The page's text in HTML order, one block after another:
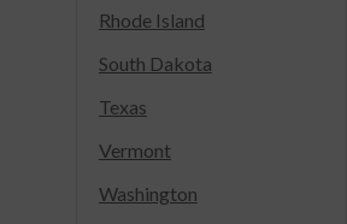
Rhode Island
South Dakota
Texas
Vermont
Washington